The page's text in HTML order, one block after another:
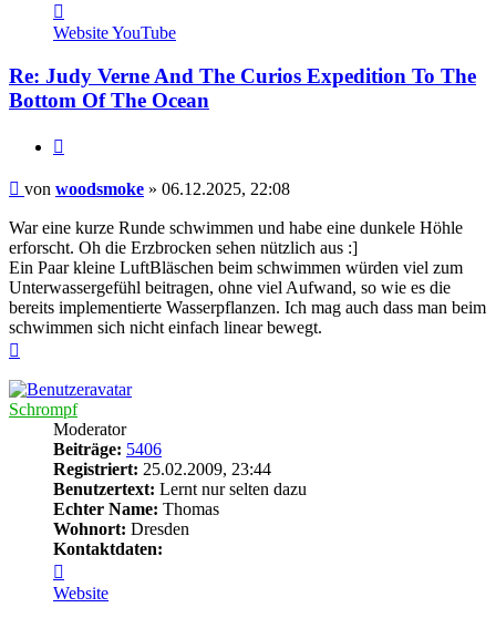
von
woodsmoke
WebsiteYouTube
Re: Judy Verne And The Curios Expedition To The
Bottom Of The Ocean
Beitrag
von woodsmoke » 06.12.2025, 22:08
War eine kurze Runde schwimmen und habe eine dunkele Höhle
erforscht. Oh die Erzbrocken sehen nützlich aus :]
Ein Paar kleine LuftBläschen beim schwimmen würden viel zum
Unterwassergefühl beitragen, ohne viel Aufwand, so wie es die
bereits implementierte Wasserpflanzen. Ich mag auch dass man beim
schwimmen sich nicht einfach linear bewegt.
Schrompf
Moderator
Beiträge: 5406
Registriert: 25.02.2009, 23:44
Benutzertext: Lernt nur selten dazu
Echter Name: Thomas
Wohnort: Dresden
Kontaktdaten:
von
Schrompf
Website